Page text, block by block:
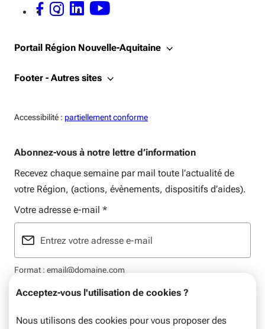
Acceptez-vous l'utilisation de cookies ?
Nous utilisons des cookies pour vous proposer des
FACEBOOK - OUVERTURE DANS UNE NOUVELLE FENÊTRE
INSTAGRAM - OUVERTURE DANS UNE NOUVELLE FENÊTRE
LINKEDIN - OUVERTURE DANS UNE NOUVELLE FENÊTRE
YOUTUBE - OUVERTURE DANS UNE NOUVELLE FENÊTRE
Portail Région Nouvelle-Aquitaine
Footer - Autres sites
Accessibilité : Accessiblité:
partiellement conforme
Abonnez-vous à notre lettre d’information
Recevez chaque semaine par mail toute l’actualité de
votre Région, (actions, évènements, dispositifs d’aides).
Votre adresse e-mail *
Format : email@domaine.com